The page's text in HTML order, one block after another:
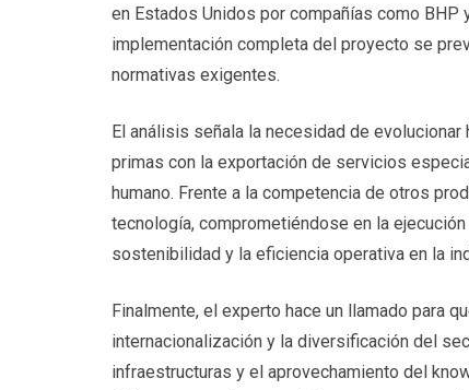
en Estados Unidos por compañías como BHP
implementación completa del proyecto se
normativas exigentes.
El análisis señala la necesidad de
primas con la exportación de servicios
humano. Frente a la competencia de otros
tecnología, comprometiéndose en la
sostenibilidad y la eficiencia operativa en la
Finalmente, el experto hace un llamado para
internacionalización y la diversificación del
infraestructuras y el aprovechamiento del